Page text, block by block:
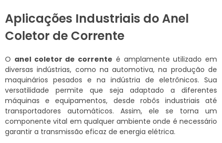
Aplicações Industriais do Anel
Coletor de Corrente
O anel coletor de corrente é amplamente utilizado em
diversas indústrias, como na automotiva, na produção de
maquinários pesados e na indústria de eletrônicos. Sua
versatilidade permite que seja adaptado a diferentes
máquinas e equipamentos, desde robôs industriais até
transportadores automáticos. Assim, ele se torna um
componente vital em qualquer ambiente onde é necessário
garantir a transmissão eficaz de energia elétrica.